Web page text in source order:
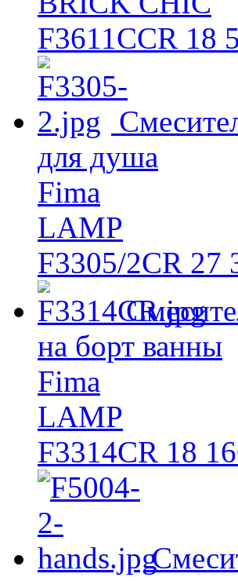
F3611CCR 18
для душа
Fima
LAMP
F3305/2CR 27
на борт ванны
Fima
LAMP
F3314CR 18